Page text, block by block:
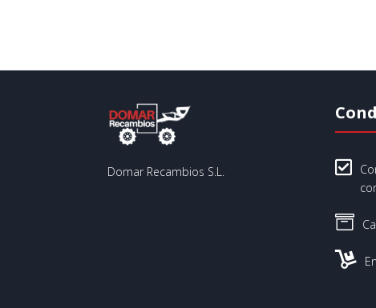
Domar Recambios S.L. 

